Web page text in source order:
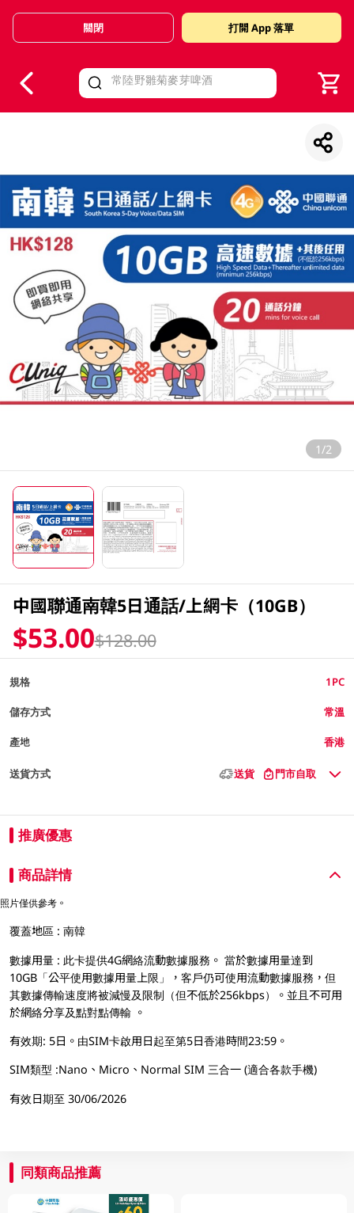
Valid Until 30 June 2026
關閉 打開 App 落單
1/2
中國聯通南韓5日通話/上網卡（10GB）
$53.00$128.00
規格 1PC
儲存方式 常溫
產地 香港
送貨方式 送貨 門市自取
推廣優惠
商品詳情
照片僅供參考。
覆蓋地區 : 南韓
數據用量 : 此卡提供4G網絡流動數據服務。 當於數據用量達到
10GB「公平使用數據用量上限」，客戶仍可使用流動數據服務，但
其數據傳輸速度將被減慢及限制（但不低於256kbps）。並且不可用
於網絡分享及點對點傳輸 。
有效期: 5日。由SIM卡啟用日起至第5日香港時間23:59。
SIM類型 :Nano、Micro、Normal SIM 三合一 (適合各款手機)
有效日期至 30/06/2026
同類商品推薦